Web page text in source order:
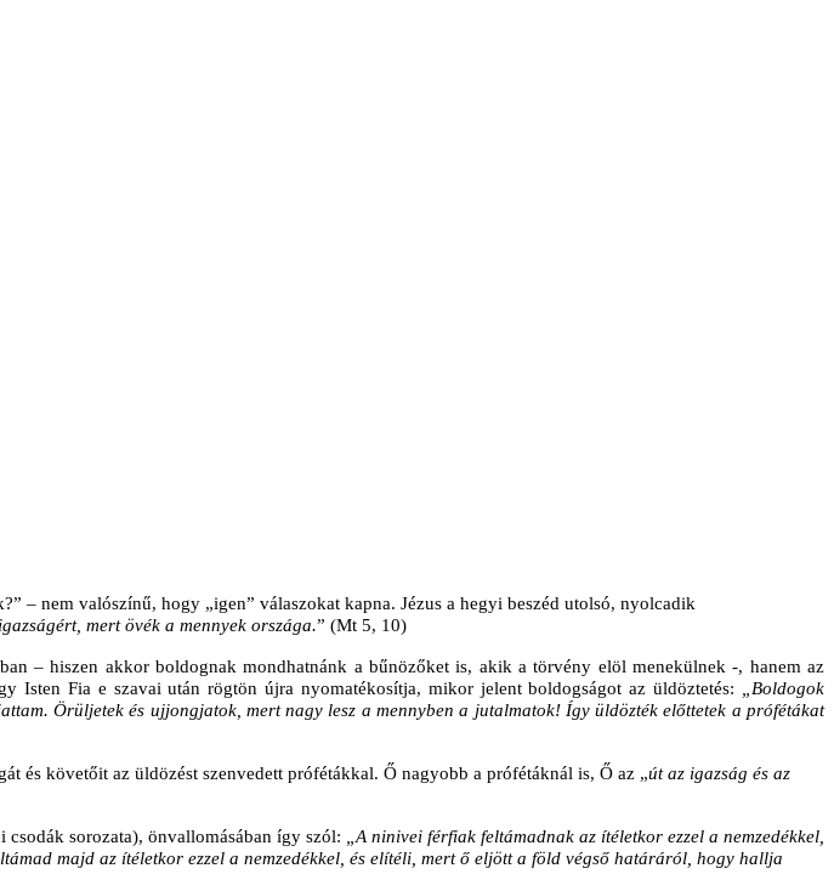
– nem valószínű, hogy „igen” válaszokat kapna. Jézus a hegyi beszéd utolsó, nyolcadik
mert övék a mennyek országa.” (Mt 5, 10)
– hiszen akkor boldognak mondhatnánk a bűnözőket is, akik a törvény elöl menekülnek -, hanem az
Isten Fia e szavai után rögtön újra nyomatékosítja, mikor jelent boldogságot az üldöztetés:
„Boldogok
Örüljetek és ujjongjatok, mert nagy lesz a mennyben a jutalmatok! Így üldözték előttetek a prófétákat
és követőit az üldözést szenvedett prófétákkal. Ő nagyobb a prófétáknál is, Ő az „út az igazság és az
sorozata), önvallomásában így szól:
„A ninivei férfiak feltámadnak az ítéletkor ezzel a nemzedékkel,
majd az ítéletkor ezzel a nemzedékkel, és elítéli, mert ő eljött a föld végső határáról, hogy hallja